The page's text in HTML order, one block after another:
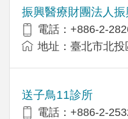
振興醫療財團法人
電話：+886-2-
地址：臺北市北
送子鳥11診所
電話：+886-2-